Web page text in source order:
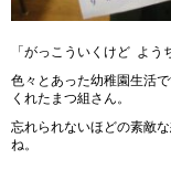
「がっこういくけど よう
色々とあった幼稚園生活
くれたまつ組さん。
忘れられないほどの素敵
ね。